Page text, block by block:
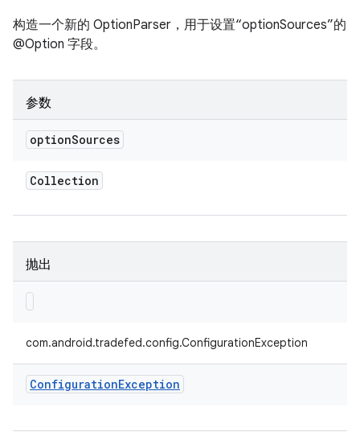
构造一个新的 OptionParser，用于设置“optionSources”的
@Option 字段。
参数
optionSources
Collection
抛出
com.android.tradefed.config.ConfigurationException
ConfigurationException